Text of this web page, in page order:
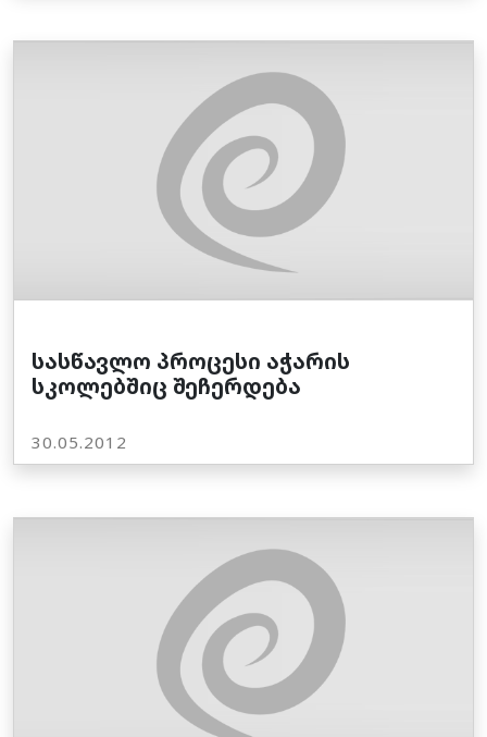
სასწავლო პროცესი აჭარის
სკოლებშიც შეჩერდება
30.05.2012